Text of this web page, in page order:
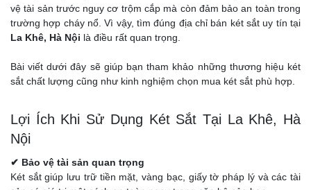
vệ tài sản trước nguy cơ trộm cắp mà còn đảm bảo an toàn trong
trường hợp cháy nổ. Vì vậy, tìm đúng địa chỉ bán két sắt uy tín tại
La Khê, Hà Nội là điều rất quan trọng.
Bài viết dưới đây sẽ giúp bạn tham khảo những thương hiệu két
sắt chất lượng cũng như kinh nghiệm chọn mua két sắt phù hợp.
Lợi Ích Khi Sử Dụng Két Sắt Tại La Khê, Hà
Nội
✔ Bảo vệ tài sản quan trọng
Két sắt giúp lưu trữ tiền mặt, vàng bạc, giấy tờ pháp lý và các tài